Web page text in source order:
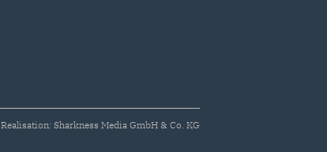
Realisation: Sharkness Media GmbH & Co. KG